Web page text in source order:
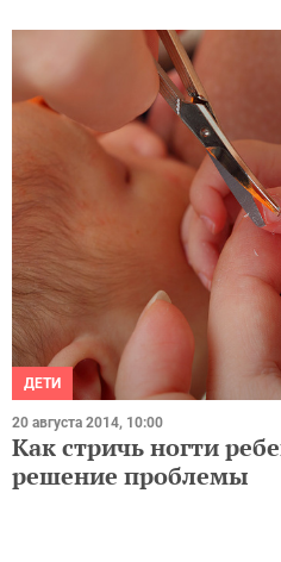
ДЕТИ
20 августа 2014, 10:00
Как стричь ногти
решение проблемы